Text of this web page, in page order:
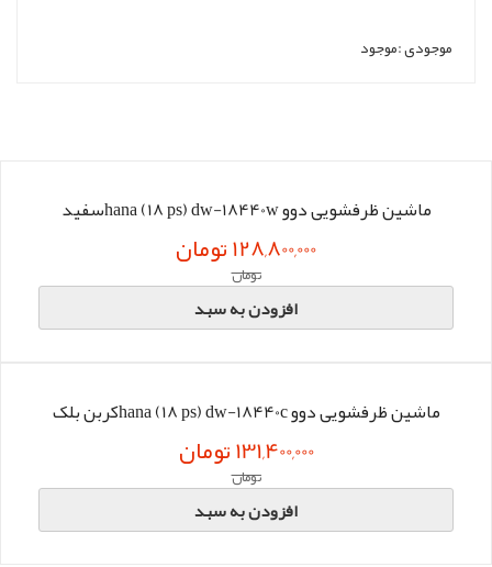
موجودی :موجود
ماشین ظرفشویی دوو hana (18 ps) dw-18440wسفید
128,800,000 تومان
تومان
افزودن به سبد
ماشین ظرفشویی دوو hana (18 ps) dw-18440cکربن بلک
131,400,000 تومان
تومان
افزودن به سبد